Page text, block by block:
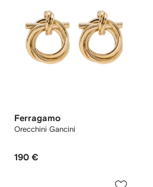
Ferragamo
Orecchini Gancini
190 €